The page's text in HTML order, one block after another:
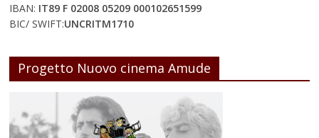
IBAN: IT89 F 02008 05209 000102651599
BIC/ SWIFT:UNCRITM1710
Progetto Nuovo cinema Amude